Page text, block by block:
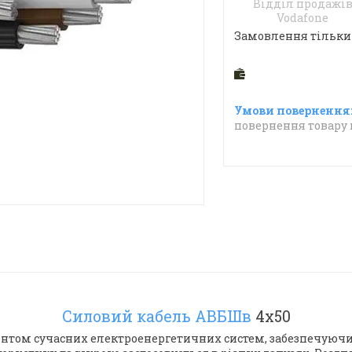
Відділ продажів
Vodafone
Замовлення
повернення
Силовий кабель АВБШв 4х50
сучасних електроенергетичних систем,